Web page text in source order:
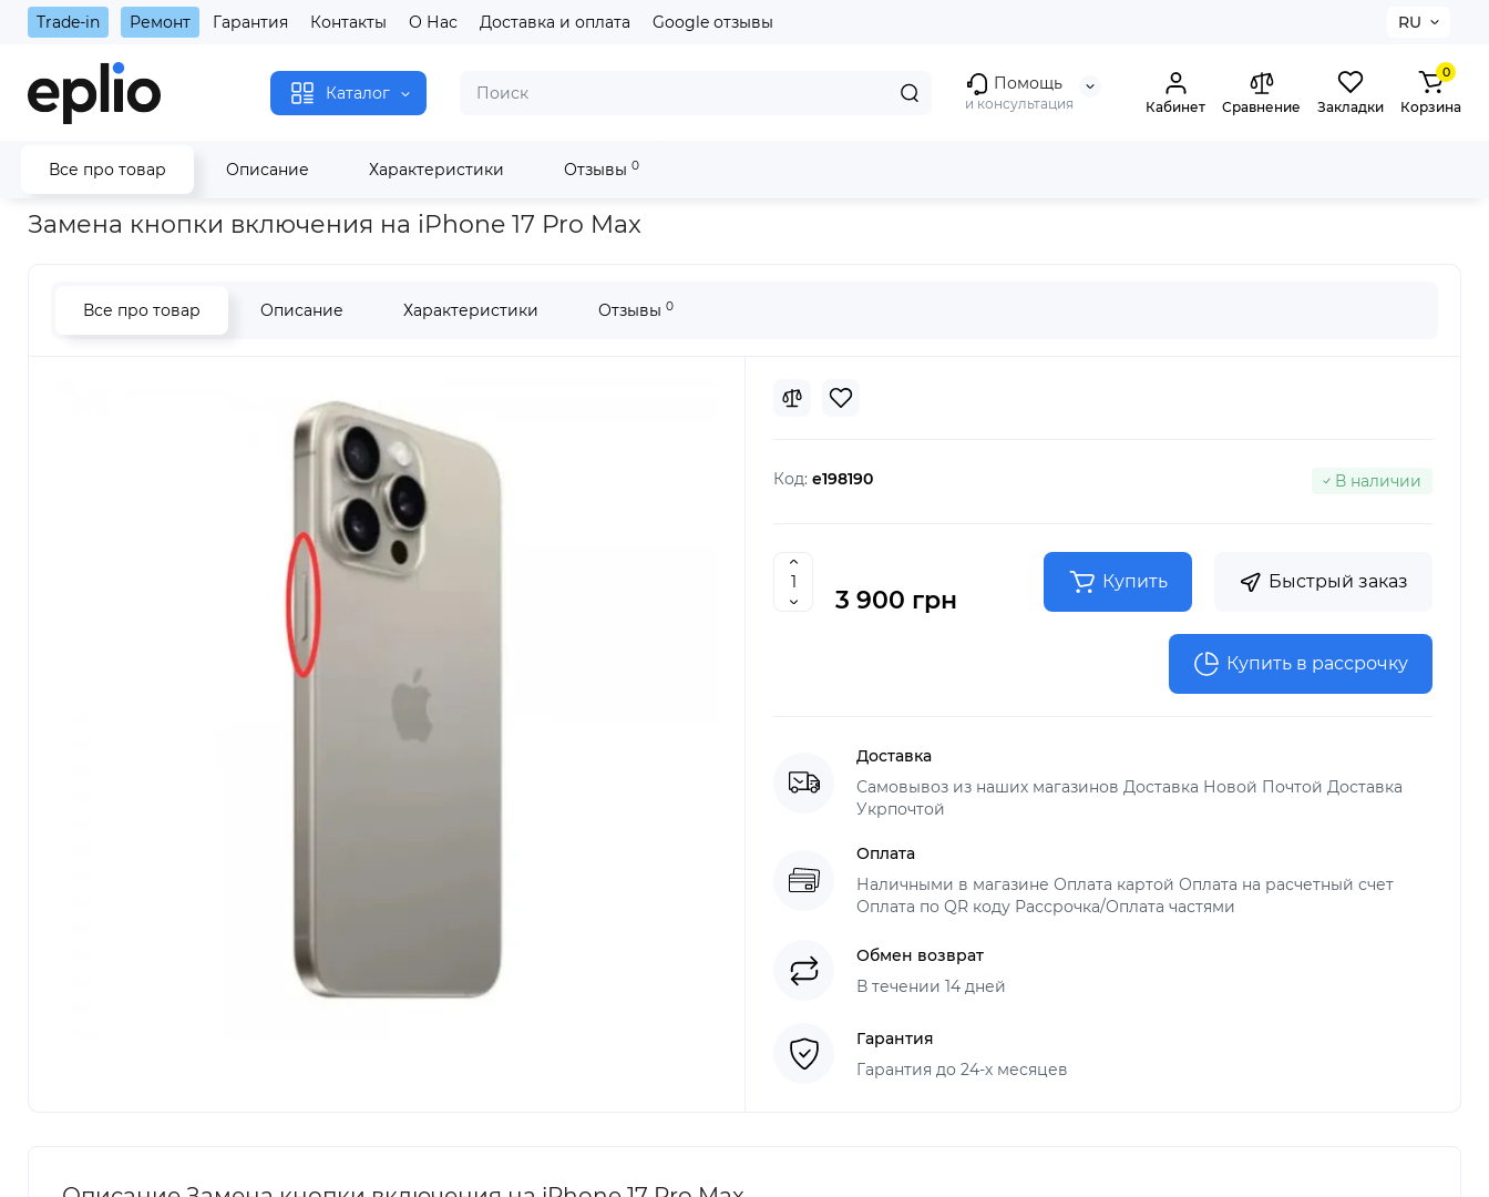
Trade-in Ремонт Гарантия Контакты О Нас Доставка и оплата Google отзывы RU
Каталог Помощь
и консультация Кабинет Сравнение Закладки
0
Корзина
Все про товар Описание Характеристики Отзывы 0
Главная Замена кнопки включения на iPhone 17 Pro Max
Замена кнопки включения на iPhone 17 Pro Max
Все про товар Описание Характеристики Отзывы 0
Код: e198190 В наличии
3 900 грн
Купить Быстрый заказ
Купить в рассрочку
Доставка
Самовывоз из наших магазинов Доставка Новой Почтой Доставка
Укрпочтой
Оплата
Наличными в магазине Оплата картой Оплата на расчетный счет
Оплата по QR коду Рассрочка/Оплата частями
Обмен возврат
В течении 14 дней
Гарантия
Гарантия до 24-х месяцев